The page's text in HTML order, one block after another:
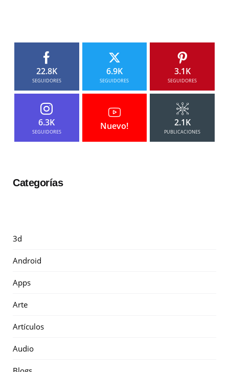
22.8K
SEGUIDORES
6.9K
SEGUIDORES
3.1K
SEGUIDORES
6.3K
SEGUIDORES
Nuevo! 2.1K
PUBLICACIONES
Categorías
3d
Android
Apps
Arte
Artículos
Audio